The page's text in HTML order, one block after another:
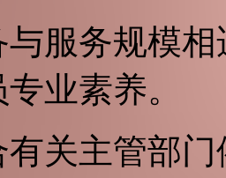
与服务规模
业素养。
有关主管部